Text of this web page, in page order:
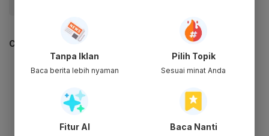
CEK JUGA DATA INI
Tanpa Iklan
Baca berita lebih nyaman
Pilih Topik
Sesuai minat Anda
Fitur AI Baca Nanti